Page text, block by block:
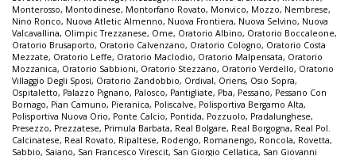
Monterosso, Montodinese, Montorfano Rovato, Monvico, Mozzo, Nembrese,
Nino Ronco, Nuova Atletic Almenno, Nuova Frontiera, Nuova Selvino, Nuova
Valcavallina, Olimpic Trezzanese, Ome, Oratorio Albino, Oratorio Boccaleone,
Oratorio Brusaporto, Oratorio Calvenzano, Oratorio Cologno, Oratorio Costa
Mezzate, Oratorio Leffe, Oratorio Maclodio, Oratorio Malpensata, Oratorio
Mozzanica, Oratorio Sabbioni, Oratorio Stezzano, Oratorio Verdello, Oratorio
Villaggio Degli Sposi, Oratorio Zandobbio, Ordival, Oriens, Osio Sopra,
Ospitaletto, Palazzo Pignano, Palosco, Pantigliate, Pba, Pessano, Pessano Con
Bornago, Pian Camuno, Pieranica, Poliscalve, Polisportiva Bergamo Alta,
Polisportiva Nuova Orio, Ponte Calcio, Pontida, Pozzuolo, Pradalunghese,
Presezzo, Prezzatese, Primula Barbata, Real Bolgare, Real Borgogna, Real Pol.
Calcinatese, Real Rovato, Ripaltese, Rodengo, Romanengo, Roncola, Rovetta,
Sabbio, Saiano, San Francesco Virescit, San Giorgio Cellatica, San Giovanni